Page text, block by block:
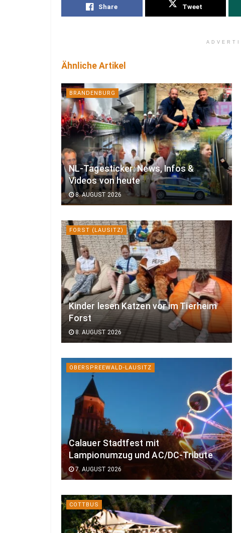
Share Tweet
Ähnliche Artikel
BRANDENBURG
NL-Tagesticker: News, Infos &
Videos von heute
8. AUGUST 2026
FORST (LAUSITZ)
Kinder lesen Katzen vor im Tierheim
Forst
8. AUGUST 2026
OBERSPREEWALD-LAUSITZ
Calauer Stadtfest mit
Lampionumzug und AC/DC-Tribute
7. AUGUST 2026
COTTBUS